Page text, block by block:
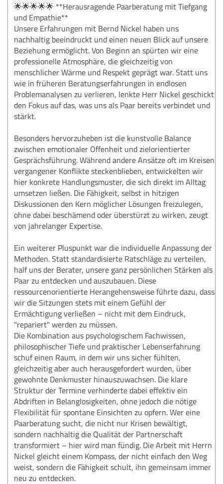
🌟🌟🌟🌟🌟 **Herausragende Paarberatung mit Tiefgang
und Empathie**
Unsere Erfahrungen mit Bernd Nickel haben uns
nachhaltig beeindruckt und einen neuen Blick auf unsere
Beziehung ermöglicht. Von Beginn an spürten wir eine
professionelle Atmosphäre, die gleichzeitig von
menschlicher Wärme und Respekt geprägt war. Statt uns
wie in früheren Beratungserfahrungen in endlosen
Problemanalysen zu verlieren, lenkte Herr Nickel geschickt
den Fokus auf das, was uns als Paar bereits verbindet und
stärkt.
Besonders hervorzuheben ist die kunstvolle Balance
zwischen emotionaler Offenheit und zielorientierter
Gesprächsführung. Während andere Ansätze oft im Kreisen
vergangener Konflikte steckenblieben, entwickelten wir
hier konkrete Handlungsmuster, die sich direkt im Alltag
umsetzen ließen. Die Fähigkeit, selbst in hitzigen
Diskussionen den Kern möglicher Lösungen freizulegen,
ohne dabei beschämend oder überstürzt zu wirken, zeugt
von jahrelanger Expertise.
Ein weiterer Pluspunkt war die individuelle Anpassung der
Methoden. Statt standardisierte Ratschläge zu verteilen,
half uns der Berater, unsere ganz persönlichen Stärken als
Paar zu entdecken und auszubauen. Diese
ressourcenorientierte Herangehensweise führte dazu, dass
wir die Sitzungen stets mit einem Gefühl der
Ermächtigung verließen – nicht mit dem Eindruck,
"repariert" werden zu müssen.
Die Kombination aus psychologischem Fachwissen,
philosophischer Tiefe und praktischer Lebenserfahrung
schuf einen Raum, in dem wir uns sicher fühlten,
gleichzeitig aber auch herausgefordert wurden, über
gewohnte Denkmuster hinauszuwachsen. Die klare
Struktur der Termine verhinderte dabei effektiv ein
Abdriften in Belanglosigkeiten, ohne jedoch die nötige
Flexibilität für spontane Einsichten zu opfern. Wer eine
Paarberatung sucht, die nicht nur Krisen bewältigt,
sondern nachhaltig die Qualität der Partnerschaft
transformiert – hier wird man fündig. Die Arbeit mit Herrn
Nickel gleicht einem Kompass, der nicht einfach den Weg
weist, sondern die Fähigkeit schult, ihn gemeinsam immer
neu zu entdecken.